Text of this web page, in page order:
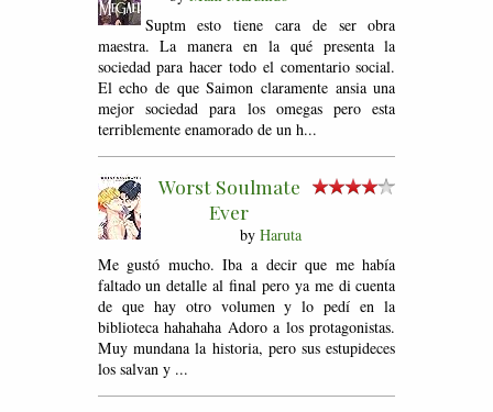
Suptm esto tiene cara de ser obra
maestra. La manera en la qué presenta la
sociedad para hacer todo el comentario social.
El echo de que Saimon claramente ansia una
mejor sociedad para los omegas pero esta
terriblemente enamorado de un h...
Worst Soulmate
Ever
by Haruta
Me gustó mucho. Iba a decir que me había
faltado un detalle al final pero ya me di cuenta
de que hay otro volumen y lo pedí en la
biblioteca hahahaha Adoro a los protagonistas.
Muy mundana la historia, pero sus estupideces
los salvan y ...